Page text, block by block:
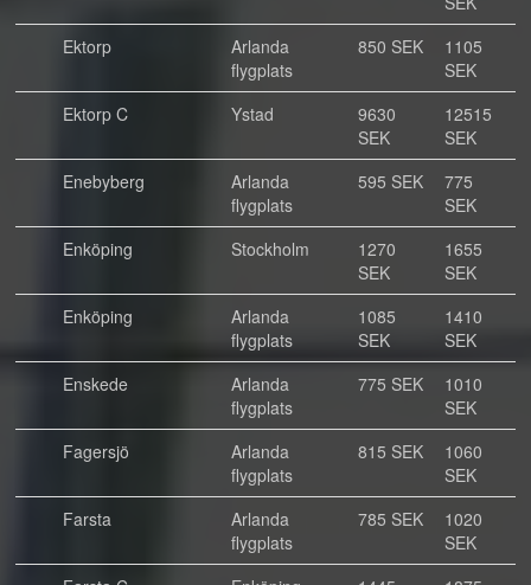
Ektorp
Arlanda
flygplats
850 SEK
1105
SEK
Ektorp C
Ystad
9630
SEK
12515
SEK
Enebyberg
Arlanda
flygplats
595 SEK
775
SEK
Enköping
Stockholm
1270
SEK
1655
SEK
Enköping
Arlanda
flygplats
1085
SEK
1410
SEK
Enskede
Arlanda
flygplats
775 SEK
1010
SEK
Fagersjö
Arlanda
flygplats
815 SEK
1060
SEK
Farsta
Arlanda
flygplats
785 SEK
1020
SEK